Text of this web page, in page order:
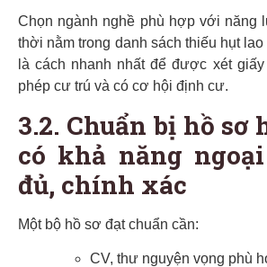
Chọn ngành nghề phù hợp với năng
thời nằm trong danh sách thiếu hụt
là cách nhanh nhất để được xét
phép cư trú và có cơ hội định cư.
3.2. Chuẩn bị hồ sơ
có khả năng
đủ, chính xác
Một bộ hồ sơ đạt chuẩn cần:
CV, thư nguyện vọng phù